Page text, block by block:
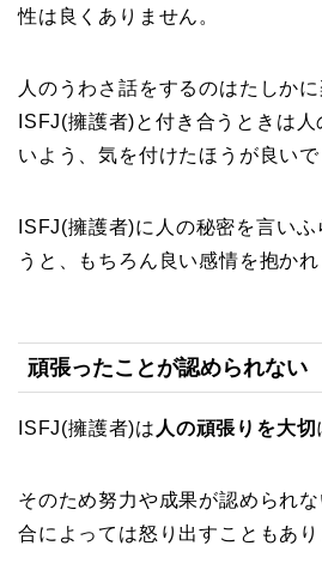
性は良くありません。
人のうわさ話をするのはたしかに
ISFJ(擁護者)と付き合うときは
いよう、気を付けたほうが良いで
ISFJ(擁護者)に人の秘密を言い
うと、もちろん良い感情を抱かれ
頑張ったことが認められない
ISFJ(擁護者)は 人の頑張りを大切
そのため努力や成果が認められ
合によっては怒り出すこともあり